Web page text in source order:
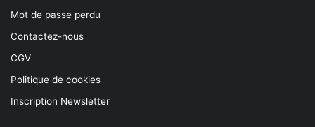
Mot de passe perdu
Contactez-nous
CGV
Politique de cookies
Inscription Newsletter